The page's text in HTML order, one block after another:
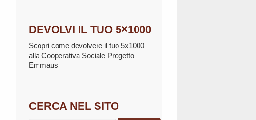
DEVOLVI IL TUO 5×1000
Scopri come devolvere il tuo 5x1000
alla Cooperativa Sociale Progetto
Emmaus!
CERCA NEL SITO